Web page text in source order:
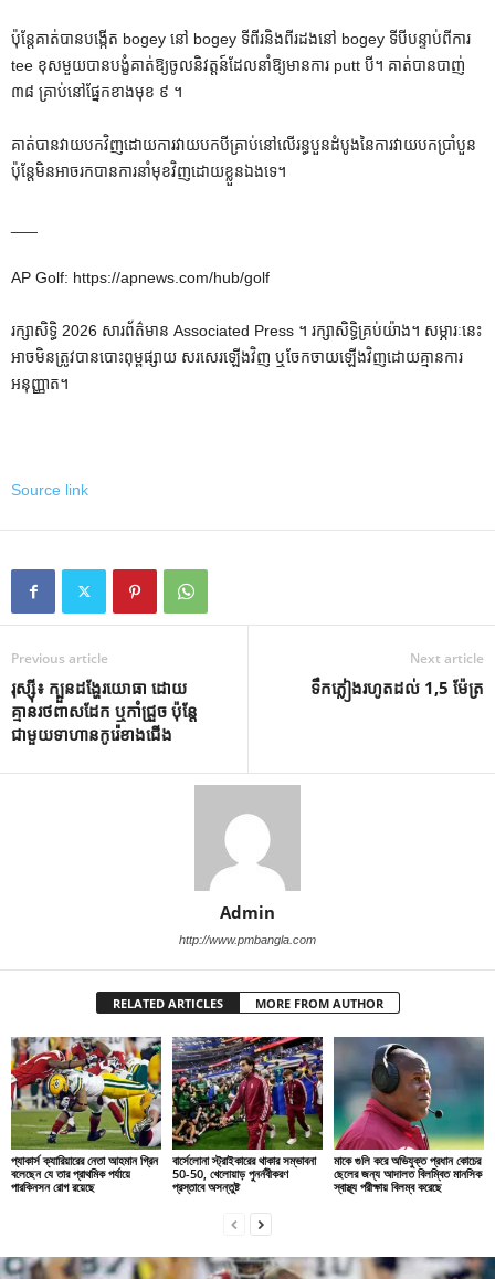
ប៉ុន្តែគាត់បានបង្កើត bogey នៅ bogey ទីពីរនិងពីរដងនៅ bogey ទីបីបន្ទាប់ពីការ
tee ខុសមួយបានបង្ខំគាត់ឱ្យចូលនិវត្តន៍ដែលនាំឱ្យមានការ putt បី។ គាត់បានបាញ់
៣៨ គ្រាប់នៅផ្នែកខាងមុខ ៩ ។
គាត់​បាន​វាយ​បក​វិញ​ដោយ​ការ​វាយ​បក​បី​គ្រាប់​នៅ​លើ​រន្ធ​បួន​ដំបូង​នៃ​ការ​វាយ​បក​ប្រាំបួន
ប៉ុន្តែ​មិន​អាច​រក​បាន​ការ​នាំ​មុខ​វិញ​ដោយ​ខ្លួន​ឯង​ទេ។
AP Golf: https://apnews.com/hub/golf
រក្សាសិទ្ធិ 2026 សារព័ត៌មាន Associated Press ។ រក្សាសិទ្ធិគ្រប់យ៉ាង។ សម្ភារៈនេះ
អាចមិនត្រូវបានបោះពុម្ពផ្សាយ សរសេរឡើងវិញ ឬចែកចាយឡើងវិញដោយគ្មានការ
អនុញ្ញាត។
Source link
Previous article
រុស្ស៊ី៖ ក្បួនដង្ហែរយោធា ដោយ
គ្មានរថពាសដែក ឬកាំជ្រួច ប៉ុន្តែ
ជាមួយទាហានកូរ៉េខាងជើង
Next article
ទឹកភ្លៀងរហូតដល់ 1,5 ម៉ែត្រ
Admin
http://www.pmbangla.com
RELATED ARTICLES MORE FROM AUTHOR
প্যাকার্স ক্যারিয়ারের নেতা আহমান গ্রিন
বলেছেন যে তার প্রাথমিক পর্যায়ে
পারকিনসন রোগ রয়েছে
বার্সেলোনা স্ট্রাইকারের থাকার সম্ভাবনা
50-50, খেলোয়াড় পুনর্নবীকরণ
প্রস্তাবে অসন্তুষ্ট
মাকে গুলি করে অভিযুক্ত প্রধান কোচের
ছেলের জন্য আদালত বিলম্বিত মানসিক
স্বাস্থ্য পরীক্ষায় বিলম্ব করেছে